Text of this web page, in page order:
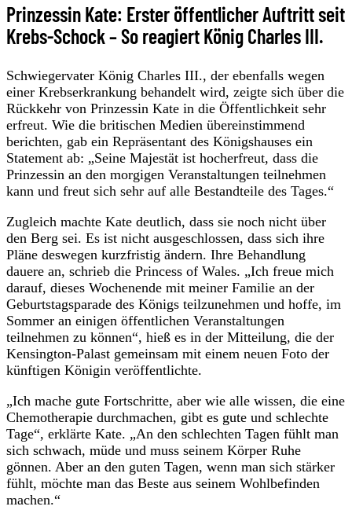
Prinzessin Kate: Erster öffentlicher Auftritt seit
Krebs-Schock – So reagiert König Charles III.
Schwiegervater König Charles III., der ebenfalls wegen
einer Krebserkrankung behandelt wird, zeigte sich über die
Rückkehr von Prinzessin Kate in die Öffentlichkeit sehr
erfreut. Wie die britischen Medien übereinstimmend
berichten, gab ein Repräsentant des Königshauses ein
Statement ab: „Seine Majestät ist hocherfreut, dass die
Prinzessin an den morgigen Veranstaltungen teilnehmen
kann und freut sich sehr auf alle Bestandteile des Tages.“
Zugleich machte Kate deutlich, dass sie noch nicht über
den Berg sei. Es ist nicht ausgeschlossen, dass sich ihre
Pläne deswegen kurzfristig ändern. Ihre Behandlung
dauere an, schrieb die Princess of Wales. „Ich freue mich
darauf, dieses Wochenende mit meiner Familie an der
Geburtstagsparade des Königs teilzunehmen und hoffe, im
Sommer an einigen öffentlichen Veranstaltungen
teilnehmen zu können“, hieß es in der Mitteilung, die der
Kensington-Palast gemeinsam mit einem neuen Foto der
künftigen Königin veröffentlichte.
„Ich mache gute Fortschritte, aber wie alle wissen, die eine
Chemotherapie durchmachen, gibt es gute und schlechte
Tage“, erklärte Kate. „An den schlechten Tagen fühlt man
sich schwach, müde und muss seinem Körper Ruhe
gönnen. Aber an den guten Tagen, wenn man sich stärker
fühlt, möchte man das Beste aus seinem Wohlbefinden
machen.“